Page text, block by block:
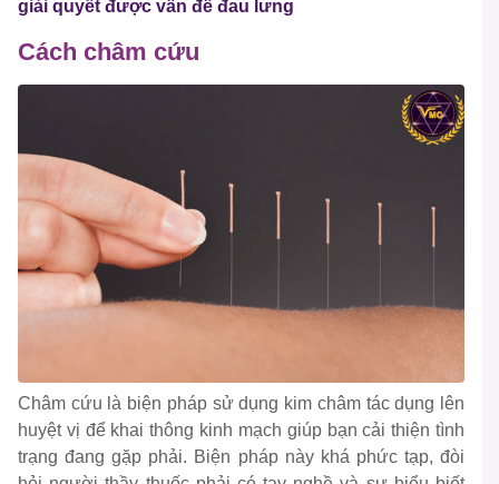
giải quyết được vấn đề đau lưng
Cách châm cứu
Châm cứu là biện pháp sử dụng kim châm tác dụng lên
huyệt vị để khai thông kinh mạch giúp bạn cải thiện tình
trạng đang gặp phải. Biện pháp này khá phức tạp, đòi